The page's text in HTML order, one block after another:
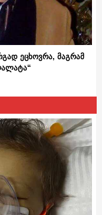
ეცხოვრა, მაგრამ